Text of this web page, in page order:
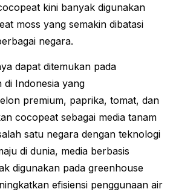
kini banyak digunakan
moss yang semakin dibatasi
negara.
dapat ditemukan pada
Indonesia yang
premium, paprika, tomat, dan
cocopeat sebagai media tanam
satu negara dengan teknologi
di dunia, media berbasis
digunakan pada greenhouse
efisiensi penggunaan air